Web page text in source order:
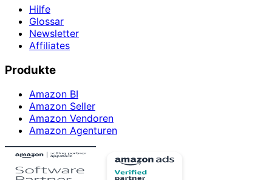
Hilfe
Glossar
Newsletter
Affiliates
Produkte
Amazon BI
Amazon Seller
Amazon Vendoren
Amazon Agenturen